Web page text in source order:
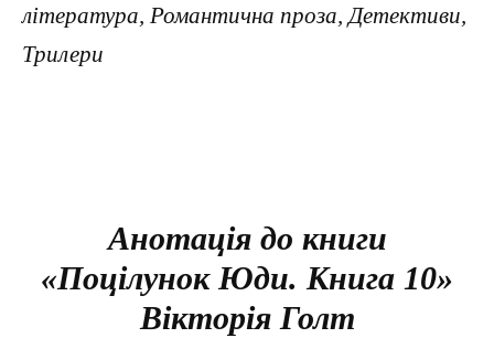
література, Романтична проза, Детективи,
Трилери
Анотація до книги
«Поцілунок Юди. Книга 10»
Вікторія Голт